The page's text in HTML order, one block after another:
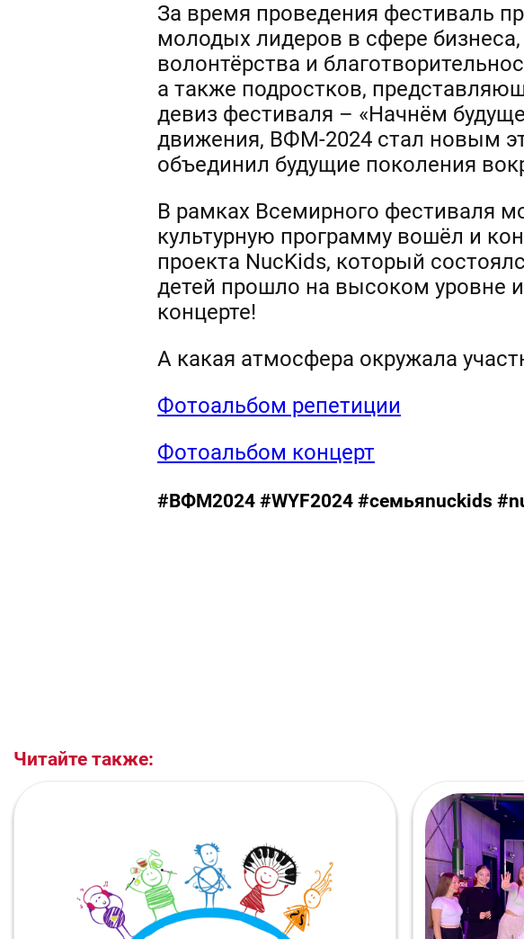
За время проведения фестиваль
молодых лидеров в сфере
волонтёрства и
а также подростков,
девиз фестиваля – «Начнём
движения, ВФМ-2024 стал новым
объединил будущие поколения
В рамках Всемирного фестиваля
культурную программу вошёл и
проекта NucKids, который
детей прошло на высоком уровне
концерте!
А какая атмосфера окружала
Фотоальбом репетиции
Фотоальбом концерт
#ВФМ2024 #WYF2024 #семьяnuckids
Читайте также: